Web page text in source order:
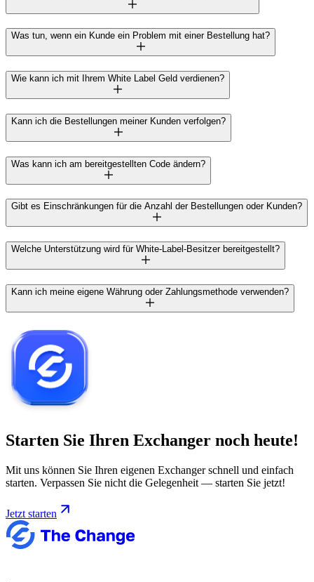
Was tun, wenn ein Kunde ein Problem mit einer Bestellung hat?
Wie kann ich mit Ihrem White Label Geld verdienen?
Kann ich die Bestellungen meiner Kunden verfolgen?
Was kann ich am bereitgestellten Code ändern?
Gibt es Einschränkungen für die Anzahl der Bestellungen oder Kunden?
Welche Unterstützung wird für White-Label-Besitzer bereitgestellt?
Kann ich meine eigene Währung oder Zahlungsmethode verwenden?
Starten Sie Ihren Exchanger noch heute!
Mit uns können Sie Ihren eigenen Exchanger schnell und einfach
starten. Verpassen Sie nicht die Gelegenheit — starten Sie jetzt!
Jetzt starten